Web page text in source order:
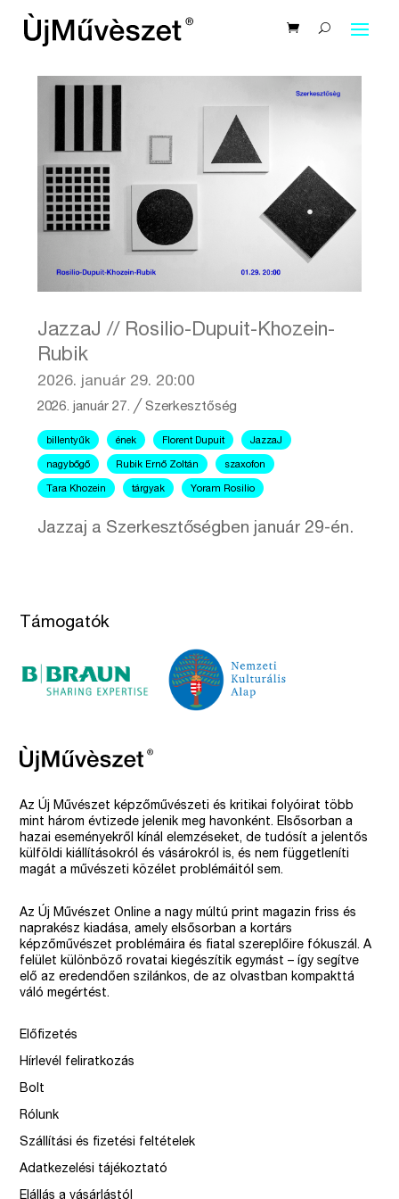
JazzaJ // Rosilio-Dupuit-Khozein-
Rubik
2026. január 29. 20:00
2026. január 27. ╱Szerkesztőség
billentyűk ének Florent Dupuit JazzaJ
nagybőgő Rubik Ernő Zoltán szaxofon
Tara Khozein tárgyak Yoram Rosilio
Jazzaj a Szerkesztőségben január 29-én.
Támogatók
Az Új Művészet képzőművészeti és kritikai folyóirat több
mint három évtizede jelenik meg havonként. Elsősorban a
hazai eseményekről kínál elemzéseket, de tudósít a jelentős
külföldi kiállításokról és vásárokról is, és nem függetleníti
magát a művészeti közélet problémáitól sem.
Az Új Művészet Online a nagy múltú print magazin friss és
naprakész kiadása, amely elsősorban a kortárs
képzőművészet problémáira és fiatal szereplőire fókuszál. A
felület különböző rovatai kiegészítik egymást – így segítve
elő az eredendően szilánkos, de az olvastban kompakttá
váló megértést.
Előfizetés
Hírlevél feliratkozás
Bolt
Rólunk
Szállítási és fizetési feltételek
Adatkezelési tájékoztató